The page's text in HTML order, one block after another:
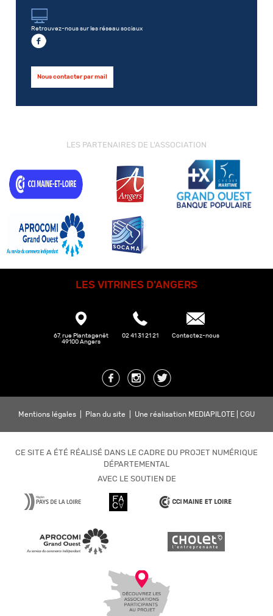
Retrouvez-nous sur les réseau sociaux
Nous contacter par mail
LES PARTENAIRES DE L'ASSOCIATION
LES VITRINES D'ANGERS
67, rue Plantagenêt
49100 Angers
02 41 31 21 21 Contactez-nous
Mentions légales Plan du site Une réalisation MEDIAPILOTE CGU
CE SITE A ÉTÉ RÉALISÉ DANS LE CADRE DU PROJET NUMÉRIQUE
DÉPARTEMENTAL
AVEC LE SOUTIEN DE